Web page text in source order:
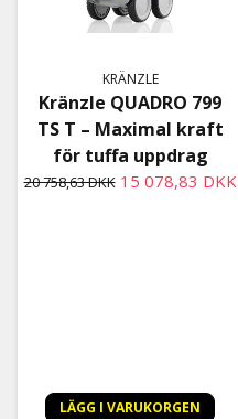
KRÄNZLE
Kränzle QUADRO 799
TS T – Maximal kraft
för tuffa uppdrag
20 758,63 DKK 15 078,83 DKK
LÄGG I VARUKORGEN